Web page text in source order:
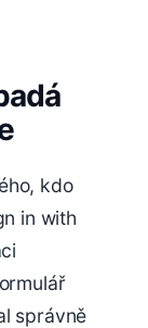
kdo
in with
správně